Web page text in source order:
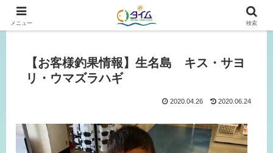
広島、岡山の釣り情報はタイムにおまかせ！
【お客様釣果情報】生名島 キス・サヨ
リ・ウマズラハギ
2020.04.26 2020.06.24
メニュー 検索